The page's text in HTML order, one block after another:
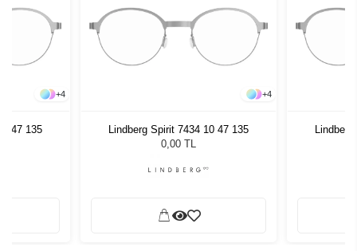
+4
47 135
+4
Lindberg Spirit 7434 10 47 135
0,00 TL